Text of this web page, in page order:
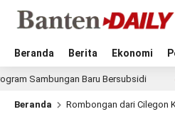
Beranda Berita Ekonomi
Sambungan Baru Bersubsidi
Beranda Rombongan dari Cilegon